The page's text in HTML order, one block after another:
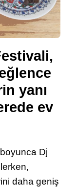
yanı
ev
Dj
daha geniş